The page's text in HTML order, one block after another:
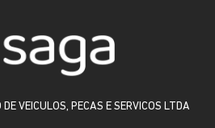
VEICULOS, PECAS E SERVICOS LTDA